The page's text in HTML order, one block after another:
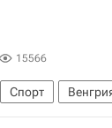
15566
Спорт